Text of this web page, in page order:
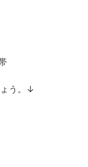
う。↓